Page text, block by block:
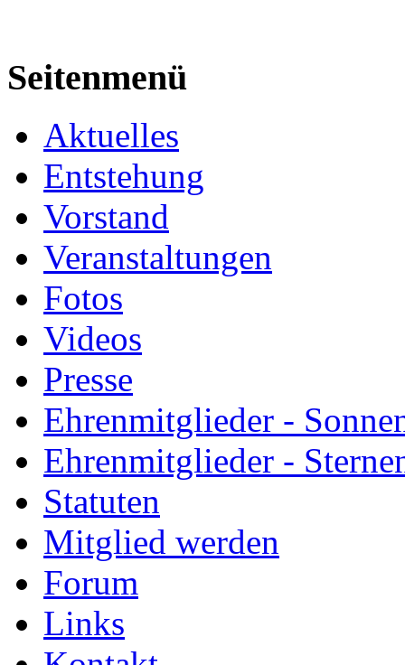
Seitenmenü
Aktuelles
Entstehung
Vorstand
Veranstaltungen
Fotos
Videos
Presse
Ehrenmitglieder -
Ehrenmitglieder -
Statuten
Mitglied werden
Forum
Links